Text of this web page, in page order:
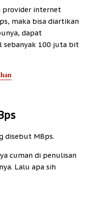
provider internet
maka bisa diartikan
dapat
sebanyak 100 juta bit
disebut MBps.
cuman di penulisan
Lalu apa sih